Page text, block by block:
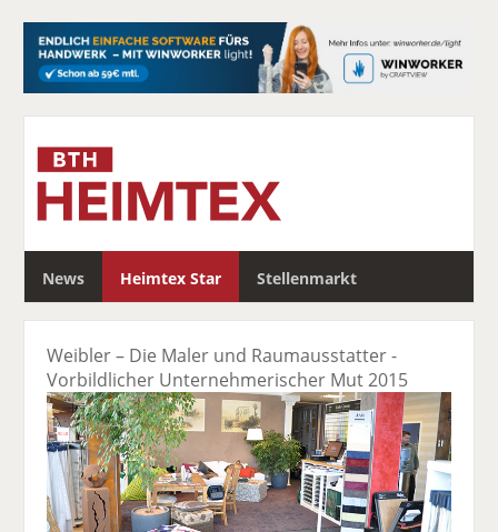
News Heimtex Star Stellenmarkt
c
Weibler – Die Maler und Raumausstatter -
Vorbildlicher Unternehmerischer Mut 2015